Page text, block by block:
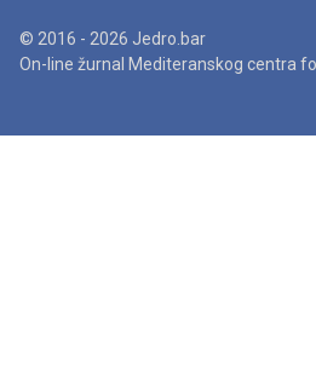
© 2016 - 2026 Jedro.bar
On-line žurnal Mediteranskog centra